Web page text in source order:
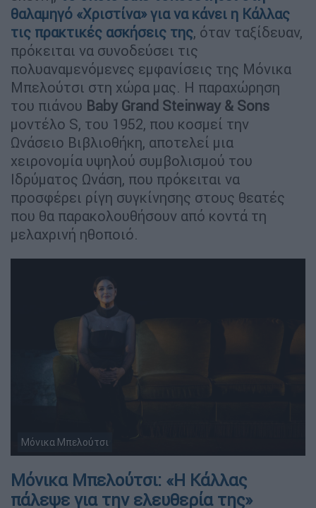
θαλαμηγό «Χριστίνα» για να κάνει η Κάλλας
τις πρακτικές ασκήσεις της, όταν ταξίδευαν,
πρόκειται να συνοδεύσει τις
πολυαναμενόμενες εμφανίσεις της Μόνικα
Μπελούτσι στη χώρα μας. Η παραχώρηση
του πιάνου Baby Grand Steinway & Sons
μοντέλο S, του 1952, που κοσμεί την
Ωνάσειο Βιβλιοθήκη, αποτελεί μια
χειρονομία υψηλού συμβολισμού του
Ιδρύματος Ωνάση, που πρόκειται να
προσφέρει ρίγη συγκίνησης στους θεατές
που θα παρακολουθήσουν από κοντά τη
μελαχρινή ηθοποιό.
Μόνικα Μπελούτσι
Μόνικα Μπελούτσι: «Η Κάλλας
πάλεψε για την ελευθερία της»